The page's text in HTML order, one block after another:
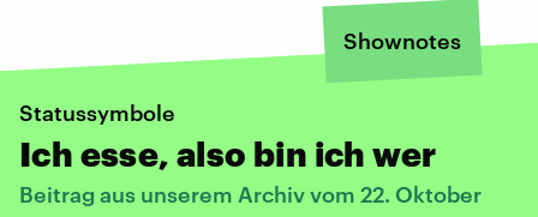
Shownotes
Statussymbole
Ich esse, also bin ich wer
Beitrag aus unserem Archiv vom 22. Oktober